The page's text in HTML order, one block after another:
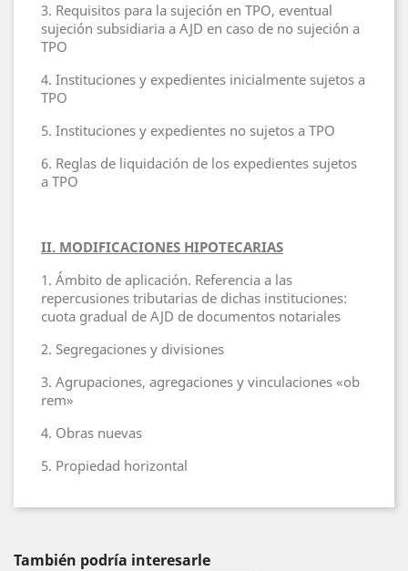
3. Requisitos para la sujeción en TPO, eventual
sujeción subsidiaria a AJD en caso de no sujeción a
TPO
4. Instituciones y expedientes inicialmente sujetos a
TPO
5. Instituciones y expedientes no sujetos a TPO
6. Reglas de liquidación de los expedientes sujetos
a TPO
II. MODIFICACIONES HIPOTECARIAS
1. Ámbito de aplicación. Referencia a las
repercusiones tributarias de dichas instituciones:
cuota gradual de AJD de documentos notariales
2. Segregaciones y divisiones
3. Agrupaciones, agregaciones y vinculaciones «ob
rem»
4. Obras nuevas
5. Propiedad horizontal
También podría interesarle